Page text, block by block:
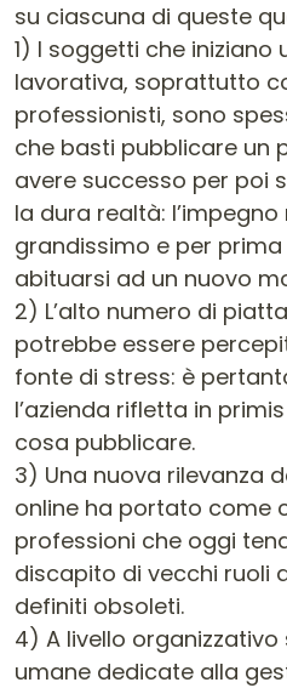
su ciascuna di queste
1) I soggetti che iniziano
lavorativa, soprattutto
professionisti, sono
che basti pubblicare un
avere successo per poi
la dura realtà:
grandissimo e per
abituarsi ad un nuovo
2) L’alto numero di
potrebbe essere
fonte di stress: è
l’azienda rifletta in
cosa pubblicare.
3) Una nuova rilevanza
online ha portato come
professioni che oggi
discapito di vecchi ruoli
definiti obsoleti.
4) A livello
umane dedicate alla